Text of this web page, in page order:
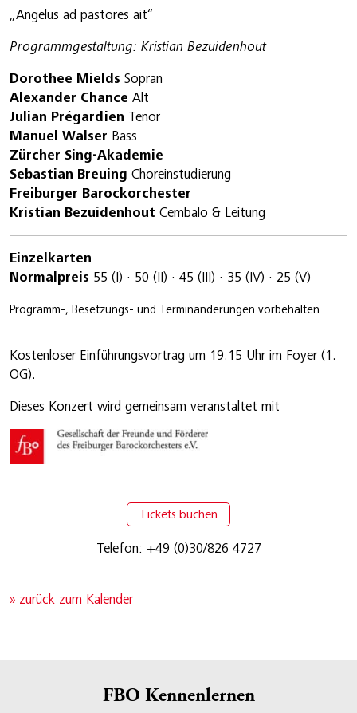
„Angelus ad pastores ait“
Programmgestaltung: Kristian Bezuidenhout
Dorothee Mields Sopran
Alexander Chance Alt
Julian Prégardien Tenor
Manuel Walser Bass
Zürcher Sing-Akademie
Sebastian Breuing Choreinstudierung
Freiburger Barockorchester
Kristian Bezuidenhout Cembalo & Leitung
Einzelkarten
Normalpreis 55 (I) · 50 (II) · 45 (III) · 35 (IV) · 25 (V)
Programm-, Besetzungs- und Terminänderungen vorbehalten.
Kostenloser Einführungsvortrag um 19.15 Uhr im Foyer (1.
OG).
Dieses Konzert wird gemeinsam veranstaltet mit
Tickets buchen
Telefon: +49 (0)30/826 4727
» zurück zum Kalender
FBO Kennenlernen